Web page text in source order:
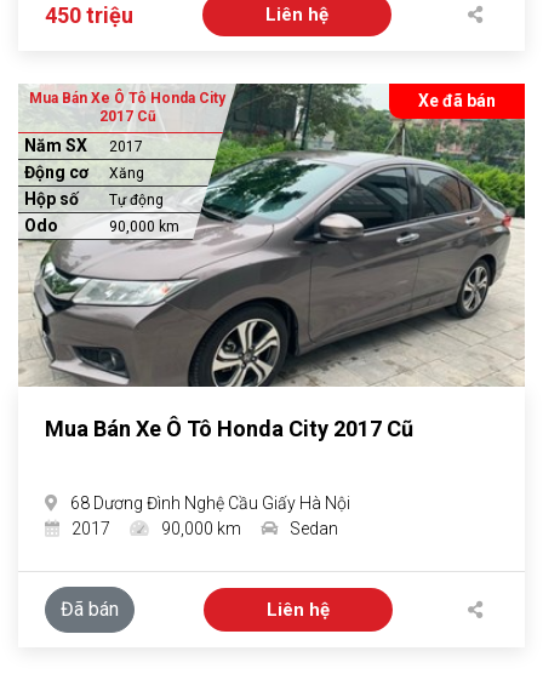
450 triệu Liên hệ
Xe đã bán
Mua Bán Xe Ô Tô Honda City
2017 Cũ
Năm SX 2017
Động cơ Xăng
Hộp số Tự động
Odo 90,000 km
Mua Bán Xe Ô Tô Honda City 2017 Cũ
68 Dương Đình Nghệ Cầu Giấy Hà Nội
2017
90,000 km Sedan
Đã bán Liên hệ